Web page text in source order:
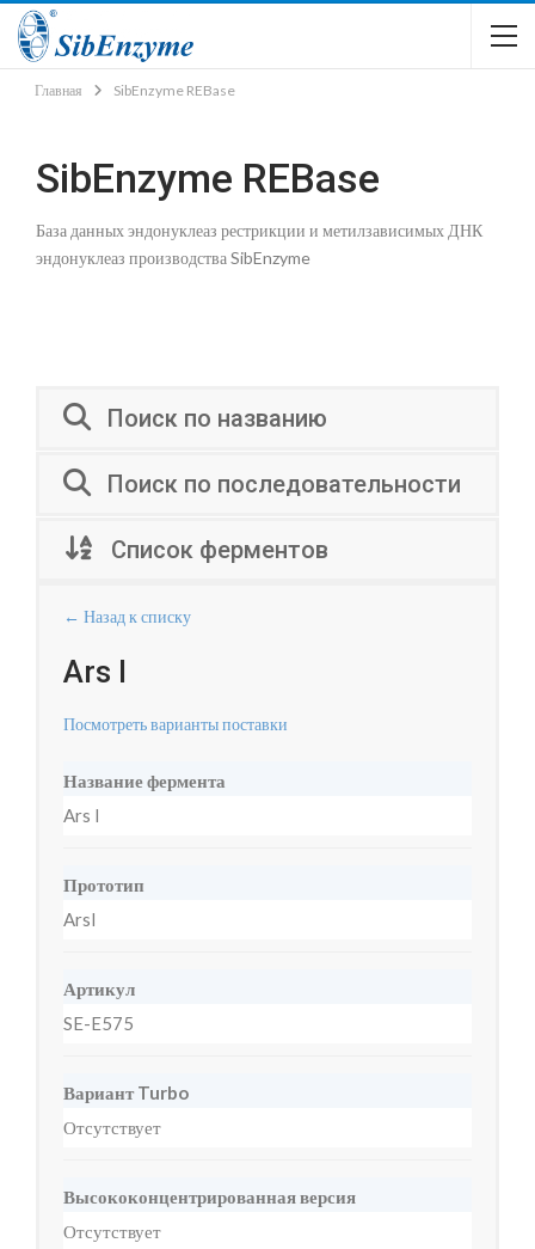
Главная SibEnzyme REBase
SibEnzyme REBase
База данных эндонуклеаз рестрикции и метилзависимых ДНК
эндонуклеаз производства SibEnzyme
Поиск по названию
Поиск по последовательности
Список ферментов
← Назад к списку
Ars I
Посмотреть варианты поставки
Название фермента
Ars I
Прототип
ArsI
Артикул
SE-E575
Вариант Turbo
Отсутствует
Высококонцентрированная версия
Отсутствует